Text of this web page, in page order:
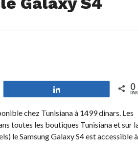
0
chez Tunisiana à 1499 dinars. Les
toutes les boutiques Tunisiana et sur
le Samsung Galaxy S4 est accessible à